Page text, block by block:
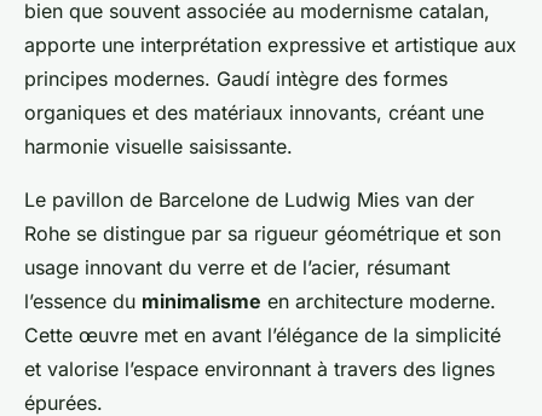
bien que souvent associée au modernisme catalan,
apporte une interprétation expressive et artistique aux
principes modernes. Gaudí intègre des formes
organiques et des matériaux innovants, créant une
harmonie visuelle saisissante.
Le pavillon de Barcelone de Ludwig Mies van der
Rohe se distingue par sa rigueur géométrique et son
usage innovant du verre et de l’acier, résumant
l’essence du minimalisme en architecture moderne.
Cette œuvre met en avant l’élégance de la simplicité
et valorise l’espace environnant à travers des lignes
épurées.